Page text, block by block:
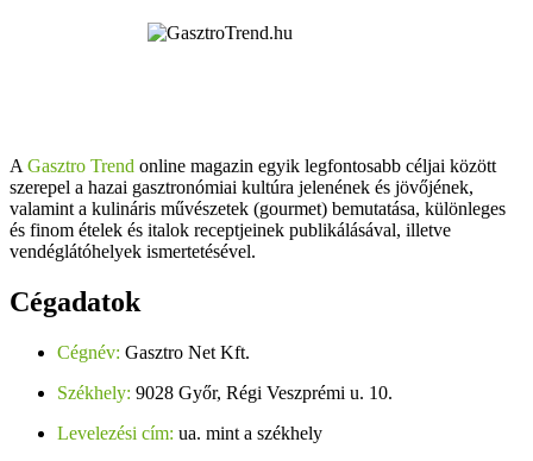
A Gasztro Trend online magazin egyik legfontosabb céljai között
szerepel a hazai gasztronómiai kultúra jelenének és jövőjének,
valamint a kulináris művészetek (gourmet) bemutatása, különleges
és finom ételek és italok receptjeinek publikálásával, illetve
vendéglátóhelyek ismertetésével.
Cégadatok
Cégnév: Gasztro Net Kft.
Székhely: 9028 Győr, Régi Veszprémi u. 10.
Levelezési cím: ua. mint a székhely